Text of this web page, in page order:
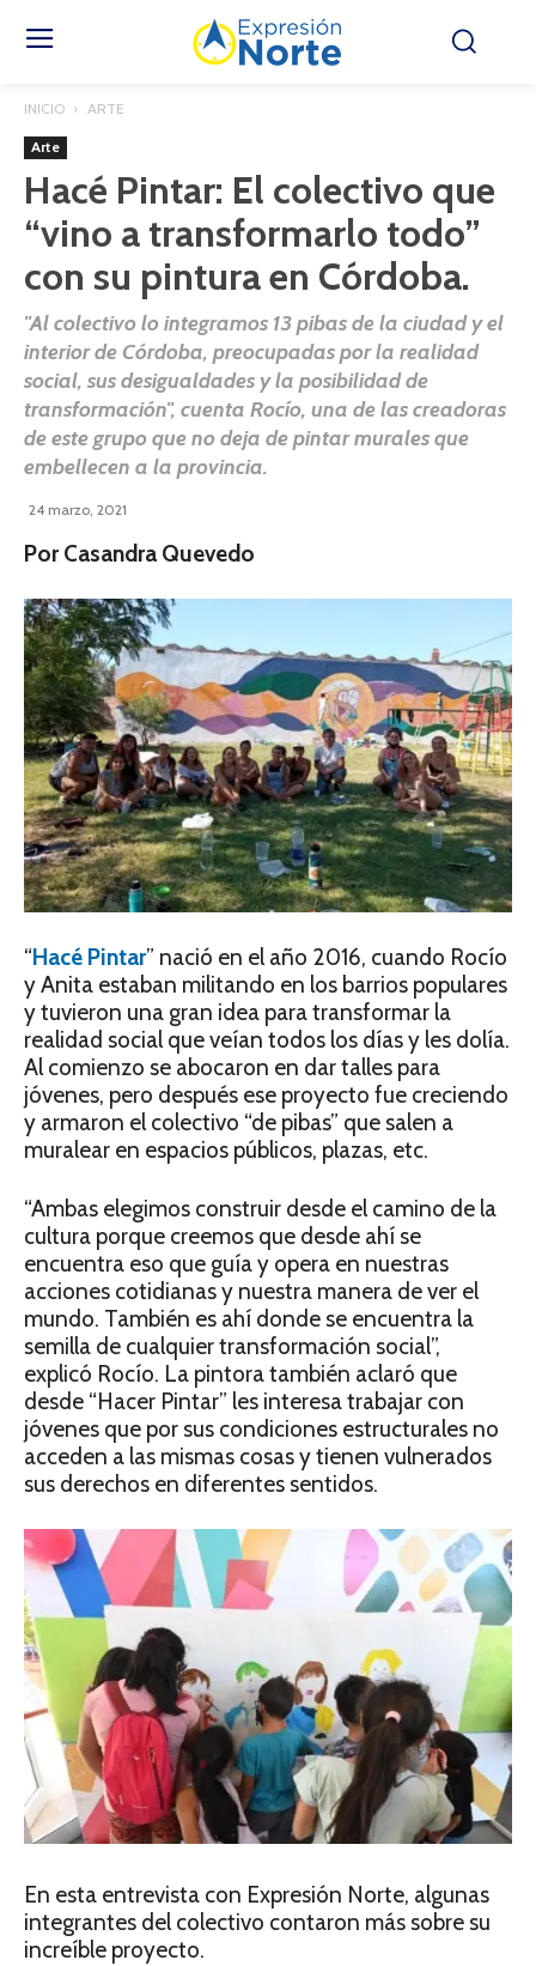
INICIO ARTE
Arte
Hacé Pintar: El colectivo que
“vino a transformarlo todo”
con su pintura en Córdoba.
"Al colectivo lo integramos 13 pibas de la ciudad y el
interior de Córdoba, preocupadas por la realidad
social, sus desigualdades y la posibilidad de
transformación", cuenta Rocío, una de las creadoras
de este grupo que no deja de pintar murales que
embellecen a la provincia.
24 marzo, 2021
Por Casandra Quevedo
“Hacé Pintar” nació en el año 2016, cuando Rocío
y Anita estaban militando en los barrios populares
y tuvieron una gran idea para transformar la
realidad social que veían todos los días y les dolía.
Al comienzo se abocaron en dar talles para
jóvenes, pero después ese proyecto fue creciendo
y armaron el colectivo “de pibas” que salen a
muralear en espacios públicos, plazas, etc.
“Ambas elegimos construir desde el camino de la
cultura porque creemos que desde ahí se
encuentra eso que guía y opera en nuestras
acciones cotidianas y nuestra manera de ver el
mundo. También es ahí donde se encuentra la
semilla de cualquier transformación social”,
explicó Rocío. La pintora también aclaró que
desde “Hacer Pintar” les interesa trabajar con
jóvenes que por sus condiciones estructurales no
acceden a las mismas cosas y tienen vulnerados
sus derechos en diferentes sentidos.
En esta entrevista con Expresión Norte, algunas
integrantes del colectivo contaron más sobre su
increíble proyecto.